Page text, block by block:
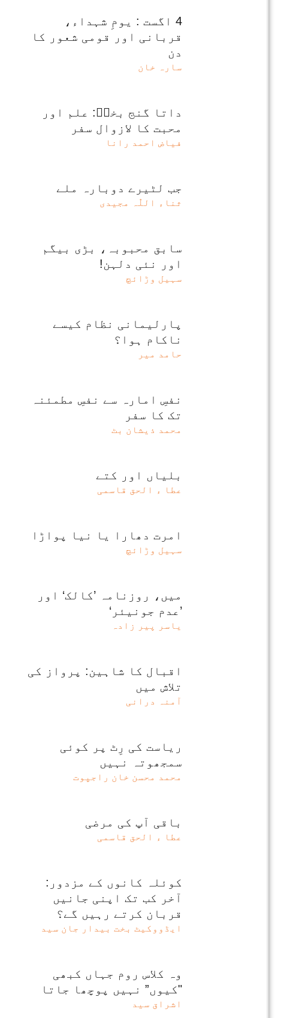
4 اگست : یومِ شہداء،
قربانی اور قومی شعور کا
دن
سارہ خان
داتا گنج بخشؒ: علم اور
محبت کا لازوال سفر
فیاض احمد رانا
جب لٹیرے دوبارہ ملے
ثناء اللّٰہ مجیدی
سابق محبوبہ، بڑی بیگم
اور نئی دلہن!
سہیل وڑائچ
پارلیمانی نظام کیسے
ناکام ہوا؟
حامد میر
نفسِ امارہ سے نفسِ مطمئنہ
تک کا سفر
محمد ذیشان بٹ
بلیاں اور کتے
عطا ء الحق قاسمی
امرت دھارا یا نیا پواڑا
سہیل وڑائچ
میں، روزنامہ ’کالک‘ اور
’عدم جونیئر‘
یاسر پیر زادہ
اقبال کا شاہین: پرواز کی
تلاش میں
آمنہ درانی
ریاست کی رِٹ پر کوئی
سمجھوتہ نہیں
محمد محسن خان راجپوت
باقی آپ کی مرضی
عطا ء الحق قاسمی
کوئلہ کانوں کے مزدور:
آخر کب تک اپنی جانیں
قربان کرتے رہیں گے؟
ایڈووکیٹ بخت بیدار جان سید
وہ کلاس روم جہاں کبھی
"کیوں” نہیں پوچھا جاتا
اشراق سید